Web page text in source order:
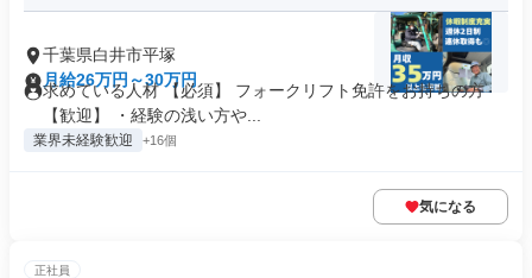
千葉県白井市平塚
月給26万円～30万円
求めている人材 【必須】 フォークリフト免許をお持ちの方
【歓迎】 ・経験の浅い方や...
業界未経験歓迎 +16個
気になる
正社員